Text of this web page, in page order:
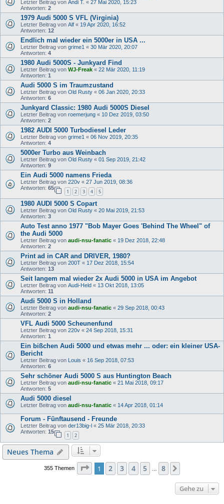
Letzter Beitrag von Andi T. « 27 Mai 2020, 15:23
Antworten: 2
1979 Audi 5000 S VFL (Virginia)
Letzter Beitrag von Alf « 19 Apr 2020, 16:52
Antworten: 12
Endlich mal wieder ein 5000er in USA ...
Letzter Beitrag von grime1 « 30 Mär 2020, 20:07
Antworten: 4
1980 Audi 5000S - Junkyard Find
Letzter Beitrag von WJ-Freak « 22 Mär 2020, 11:19
Antworten: 1
Audi 5000 S im Traumzustand
Letzter Beitrag von Old Rusty « 06 Jan 2020, 20:33
Antworten: 6
Junkyard Classic: 1980 Audi 5000S Diesel
Letzter Beitrag von roemerjung « 10 Dez 2019, 03:50
Antworten: 2
1982 AUDI 5000 Turbodiesel Leder
Letzter Beitrag von grime1 « 06 Nov 2019, 20:35
Antworten: 4
5000er Turbo aus Weinbach
Letzter Beitrag von Old Rusty « 01 Sep 2019, 21:42
Antworten: 9
Ein Audi 5000 namens Frieda
Letzter Beitrag von 220v « 27 Jun 2019, 08:36
Antworten: 65
1 2 3 4 5
1980 AUDI 5000 S Copart
Letzter Beitrag von Old Rusty « 20 Mai 2019, 21:53
Antworten: 3
Auto Test anno 1977 "Bob Mayer Goes 'Behind The Wheel" of
the Audi 5000
Letzter Beitrag von audi-nsu-fanatic « 19 Dez 2018, 22:48
Antworten: 2
Print ad in CAR and DRIVER, 1980?
Letzter Beitrag von 200T « 17 Dez 2018, 15:54
Antworten: 13
Seit langem mal wieder 2x Audi 5000 in USA im Angebot
Letzter Beitrag von Audi-Held « 13 Okt 2018, 13:05
Antworten: 11
Audi 5000 S in Holland
Letzter Beitrag von audi-nsu-fanatic « 29 Sep 2018, 00:43
Antworten: 2
VFL Audi 5000 Scheunenfund
Letzter Beitrag von 220v « 24 Sep 2018, 15:31
Antworten: 1
Ein bißchen Audi 5000 und etwas mehr ... oder: ein kleiner USA-
Bericht
Letzter Beitrag von Louis « 16 Sep 2018, 07:53
Antworten: 6
Sehr schöner Audi 5000 S aus Huntington Beach
Letzter Beitrag von audi-nsu-fanatic « 21 Mai 2018, 09:17
Antworten: 5
Audi 5000 diesel
Letzter Beitrag von audi-nsu-fanatic « 14 Apr 2018, 01:14
Forum - Fünftausend - Freunde
Letzter Beitrag von der13big-l « 25 Mär 2018, 20:33
Antworten: 15
1 2
Neues Thema
355 Themen Seite 1 von 8
1 2 3 4 5 8
Gehe zu